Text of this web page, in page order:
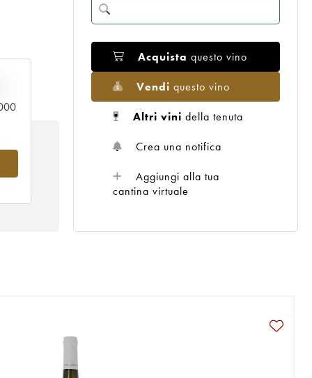
Acquista questo vino
Vendi questo vino
Altri vini della tenuta
Crea una notifica
Aggiungi alla tua
cantina virtuale